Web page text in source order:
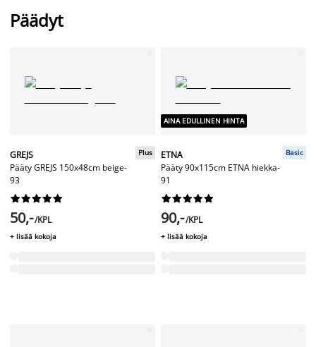
Päädyt
GREJS
Pääty GREJS 150x48cm beige-
93
Plus






50,-/KPL
+ lisää kokoja
AINA EDULLINEN HINTA
ETNA
Pääty 90x115cm ETNA hiekka-
91
Basic






90,-/KPL
+ lisää kokoja